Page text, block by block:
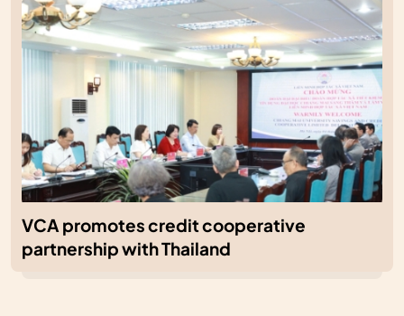
VCA promotes credit cooperative
partnership with Thailand